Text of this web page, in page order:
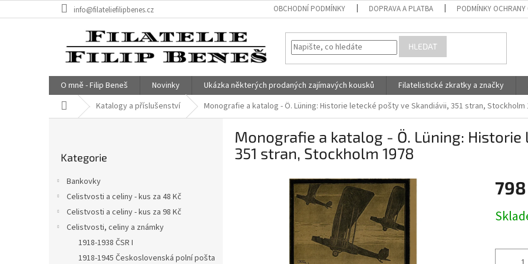
na
info@filateliefilipbenes.cz OBCHODNÍ PODMÍNKY DOPRAVA A PLATBA PODMÍNKY OCHRANY
HLEDAT
O mně - Filip Beneš Novinky Ukázka některých prodaných zajímavých kousků Filatelistické zkratky a značky
Domů Katalogy a příslušenství Monografie a katalog - Ö. Lüning: Historie letecké pošty ve Skandiávii, 351 stran, Stockholm
kategorie
Kategorie
Bankovky
Celistvosti a celiny - kus za 48 Kč
Celistvosti a celiny - kus za 98 Kč
Celistvosti, celiny a známky
1918-1938 ČSR I
1918-1945 Československá polní pošta
Monografie a katalog - Ö. Lüning:
351 stran, Stockholm 1978
cena: